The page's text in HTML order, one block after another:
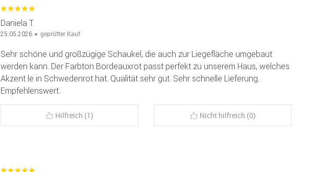
Daniela T.
25.05.2026 geprüfter Kauf
Sehr schöne und großzügige Schaukel, die auch zur Liegefläche umgebaut
werden kann. Der Farbton Bordeauxrot passt perfekt zu unserem Haus, welches
Akzent le in Schwedenrot hat. Qualität sehr gut. Sehr schnelle Lieferung.
Empfehlenswert.
Hilfreich (1) Nicht hilfreich (0)